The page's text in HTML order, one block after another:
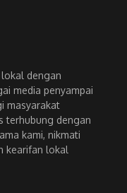
dengan
media penyampai
masyarakat
terhubung dengan
kami, nikmati
kearifan lokal